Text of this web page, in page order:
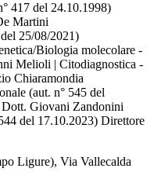
417 del 24.10.1998)
Martini
25/08/2021)
Biologia molecolare -
Melioli | Citodiagnostica -
Chiaramondia
(aut. n° 545 del
Giovani Zandonini
del 17.10.2023) Direttore
Ligure), Via Vallecalda